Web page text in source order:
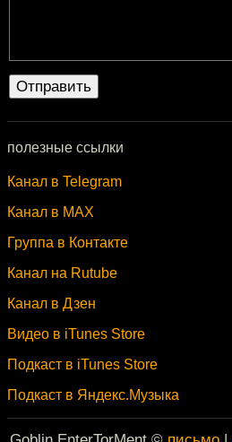
полезные ссылки
Канал в Telegram
Канал в MAX
Группа в Контакте
Канал на Rutube
Канал в Дзен
Видео в iTunes Store
Подкаст в iTunes Store
Подкаст в Яндекс.Музыка